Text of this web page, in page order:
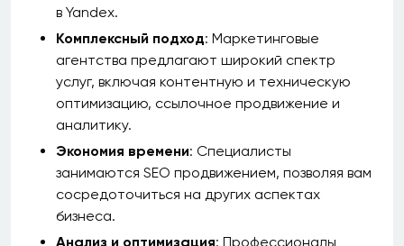
в Yandex.
Комплексный подход: Маркетинговые
агентства предлагают широкий спектр
услуг, включая контентную и техническую
оптимизацию, ссылочное продвижение и
аналитику.
Экономия времени: Специалисты
занимаются SEO продвижением, позволяя вам
сосредоточиться на других аспектах
бизнеса.
Анализ и оптимизация: Профессионалы